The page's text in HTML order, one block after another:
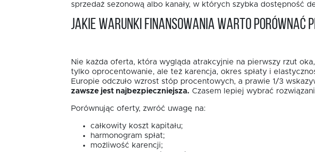
sprzedaż sezonową albo kanały, w których szybka dostępność
Jakie warunki finansowania warto porównać
Nie każda oferta, która wygląda atrakcyjnie na pierwszy rzut
tylko oprocentowanie, ale też karencja, okres spłaty i
Europie odczuło wzrost stóp procentowych, a prawie 1/3
zawsze jest najbezpieczniejsza. Czasem lepiej wybrać
Porównując oferty, zwróć uwagę na:
całkowity koszt kapitału;
harmonogram spłat;
możliwość karencji;